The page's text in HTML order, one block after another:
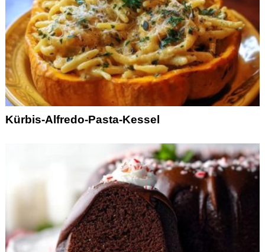
Kürbis-Alfredo-Pasta-Kessel